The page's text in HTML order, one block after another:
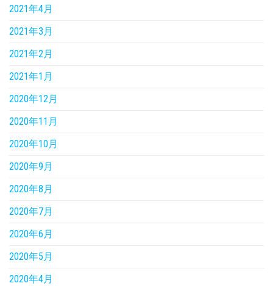
2021年4月
2021年3月
2021年2月
2021年1月
2020年12月
2020年11月
2020年10月
2020年9月
2020年8月
2020年7月
2020年6月
2020年5月
2020年4月